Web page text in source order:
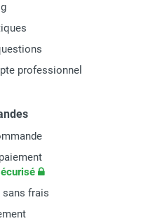
professionnel
sans frais